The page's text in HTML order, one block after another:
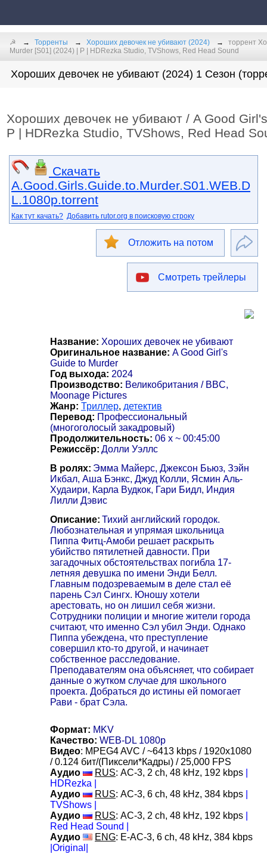
☭ Торренты Хороших девочек не убивают (2024)
торрент
Murder [S01] (2024) | P | HDRezka Studio, TVShows, Red Head Sound
Хороших девочек не убивают (2024) 1 Сезон
Хороших девочек не убивают / A Good
P | HDRezka Studio, TVShows, Red Head
Скачать
A.Good.Girls.Guide.to.Murder.S01.WEB.D
L.1080p.torrent
Как тут качать? Добавить rutor.org в поисковую строку
Отложить на потом
Смотреть трейлеры
Название: Хороших девочек не убивают
Оригинальное название: A Good Girl's
Guide to Murder
Год выхода: 2024
Производство: Великобритания / BBC,
Moonage Pictures
Жанр: Триллер, детектив
Перевод: Профессиональный
(многоголосый закадровый)
Продолжительность: 06 x ~ 00:45:00
Режиссёр: Долли Уэллс
В ролях: Эмма Майерс, Джексон Бьюз, Зэйн
Икбал, Аша Бэнкс, Джуд Колли, Ясмин Аль-
Худаири, Карла Вудкок, Гари Бидл, Индия
Лилли Дэвис
Описание: Тихий английский городок.
Любознательная и упрямая школьница
Пиппа Фитц-Амоби решает раскрыть
убийство пятилетней давности. При
загадочных обстоятельствах погибла 17-
летняя девушка по имени Энди Белл.
Главным подозреваемым в деле стал её
парень Сэл Сингх. Юношу хотели
арестовать, но он лишил себя жизни.
Сотрудники полиции и многие жители города
считают, что именно Сэл убил Энди. Однако
Пиппа убеждена, что преступление
совершил кто-то другой, и начинает
собственное расследование.
Преподавателям она объясняет, что собирает
данные о жутком случае для школьного
проекта. Добраться до истины ей помогает
Рави - брат Сэла.
Формат: MKV
Качество: WEB-DL 1080p
Видео: MPEG4 AVC / ~6413 kbps / 1920x1080
/ 0.124 бит/(Пиксели*Кадры) / 25,000 FPS
Аудио
RUS: АС-3, 2 ch, 48 kHz, 192 kbps
HDRezka |
Аудио
RUS: АС-3, 6 ch, 48 kHz, 384 kbps
TVShows |
Аудио
RUS: АС-3, 2 ch, 48 kHz, 192 kbps
Red Head Sound |
Аудио
ENG: E-AC-3, 6 ch, 48 kHz, 384 kbps
|Original|